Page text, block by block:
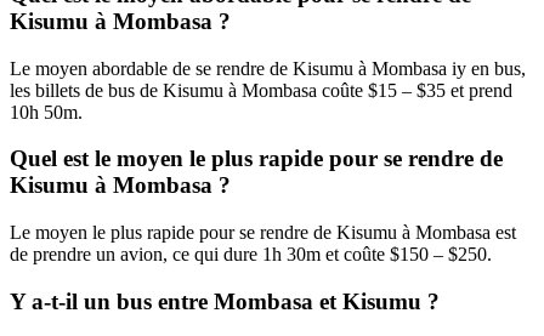
Kisumu à Mombasa ?
Le moyen abordable de se rendre de Kisumu à Mombasa iy en bus,
les billets de bus de Kisumu à Mombasa coûte $15 – $35 et prend
10h 50m.
Quel est le moyen le plus rapide pour se rendre de
Kisumu à Mombasa ?
Le moyen le plus rapide pour se rendre de Kisumu à Mombasa est
de prendre un avion, ce qui dure 1h 30m et coûte $150 – $250.
Y a-t-il un bus entre Mombasa et Kisumu ?